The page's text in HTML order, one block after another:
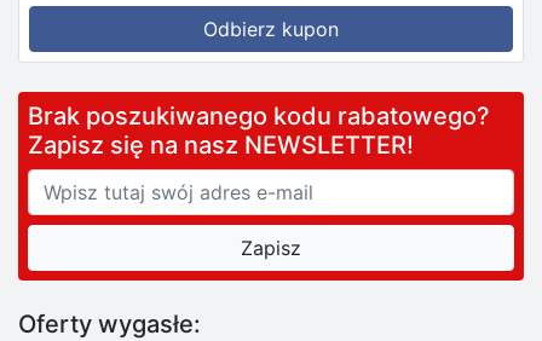
Odbierz kupon
Brak poszukiwanego kodu rabatowego?
Zapisz się na nasz NEWSLETTER!
Oferty wygasłe: